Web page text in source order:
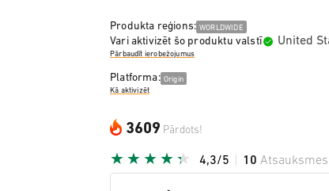
Produkta reģions: WORLDWIDE
Vari aktivizēt šo produktu valstī United
Pārbaudīt ierobežojumus
Platforma: Origin
Kā aktivizēt
3609 Pārdots!
4,3/5 10 Atsauksmes